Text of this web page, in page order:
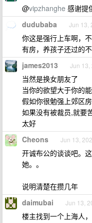
@vipzhanghe 感谢提
dudubaba Jun 13,
你这是强行上车啊，
有房，养孩子还过的
james2013 Jun 13,
当然是换女朋友了
当你的欲望大于你的
假如你很勉强上郊区
如果没有被裁员,就要
太好
Cheons Jun 13,
开诚布公的谈谈吧。
她。。
说明清楚在攒几年
daimubai Jun 13,
楼主找到一个上海人